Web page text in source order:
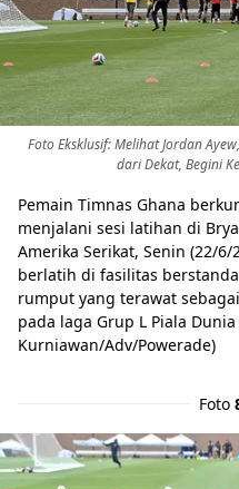
Foto Eksklusif: Melihat Jordan
dari Dekat, Begini
Pemain Timnas Ghana
menjalani sesi latihan di
Amerika Serikat, Senin (22/6/
berlatih di fasilitas
rumput yang terawat
pada laga Grup L Piala
Kurniawan/Adv/Powerade)
Foto